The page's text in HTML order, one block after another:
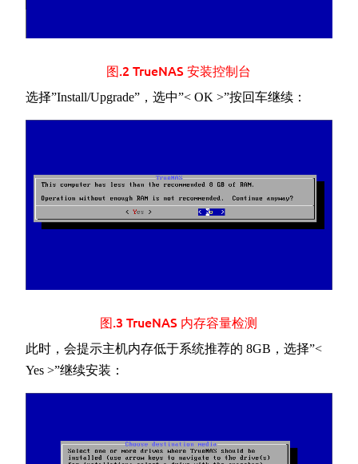
图.2 TrueNAS 安装控制台
选择”Install/Upgrade”，选中”< OK >”按回车继续：
图.3 TrueNAS 内存容量检测
此时，会提示主机内存低于系统推荐的 8GB，选择”<
Yes >”继续安装：